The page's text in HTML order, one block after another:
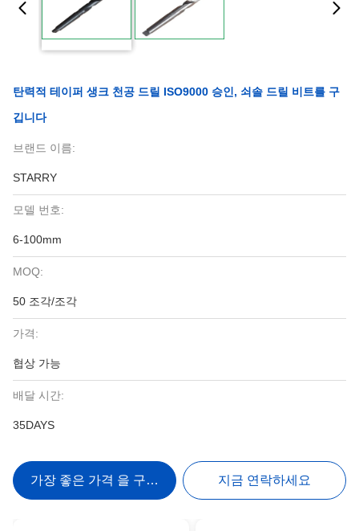
탄력적 테이퍼 생크 천공 드릴 ISO9000 승인, 쇠솔 드릴 비트를 구
깁니다
브랜드 이름:
STARRY
모델 번호:
6-100mm
MOQ:
50 조각/조각
가격:
협상 가능
배달 시간:
35DAYS
가장 좋은 가격 을 구하라 지금 연락하세요